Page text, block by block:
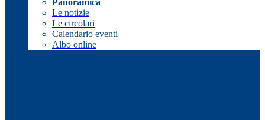
Panoramica
Le notizie
Le circolari
Calendario eventi
Albo online